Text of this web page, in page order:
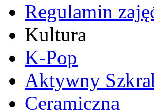
Regulamin
Kultura
K-Pop
Aktywny
Ceramiczna